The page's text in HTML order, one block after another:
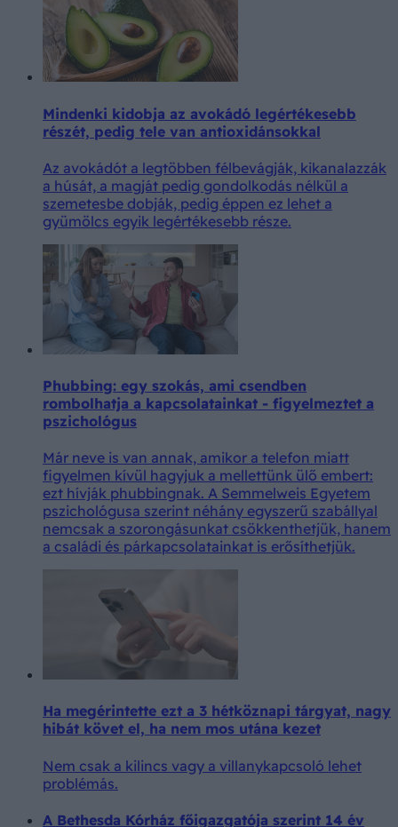
Mindenki kidobja az avokádó legértékesebb
részét, pedig tele van antioxidánsokkal
Az avokádót a legtöbben félbevágják, kikanalazzák
a húsát, a magját pedig gondolkodás nélkül a
szemetesbe dobják, pedig éppen ez lehet a
gyümölcs egyik legértékesebb része.
Phubbing: egy szokás, ami csendben
rombolhatja a kapcsolatainkat - figyelmeztet a
pszichológus
Már neve is van annak, amikor a telefon miatt
figyelmen kívül hagyjuk a mellettünk ülő embert:
ezt hívják phubbingnak. A Semmelweis Egyetem
pszichológusa szerint néhány egyszerű szabállyal
nemcsak a szorongásunkat csökkenthetjük, hanem
a családi és párkapcsolatainkat is erősíthetjük.
Ha megérintette ezt a 3 hétköznapi tárgyat, nagy
hibát követ el, ha nem mos utána kezet
Nem csak a kilincs vagy a villanykapcsoló lehet
problémás.
A Bethesda Kórház főigazgatója szerint 14 év